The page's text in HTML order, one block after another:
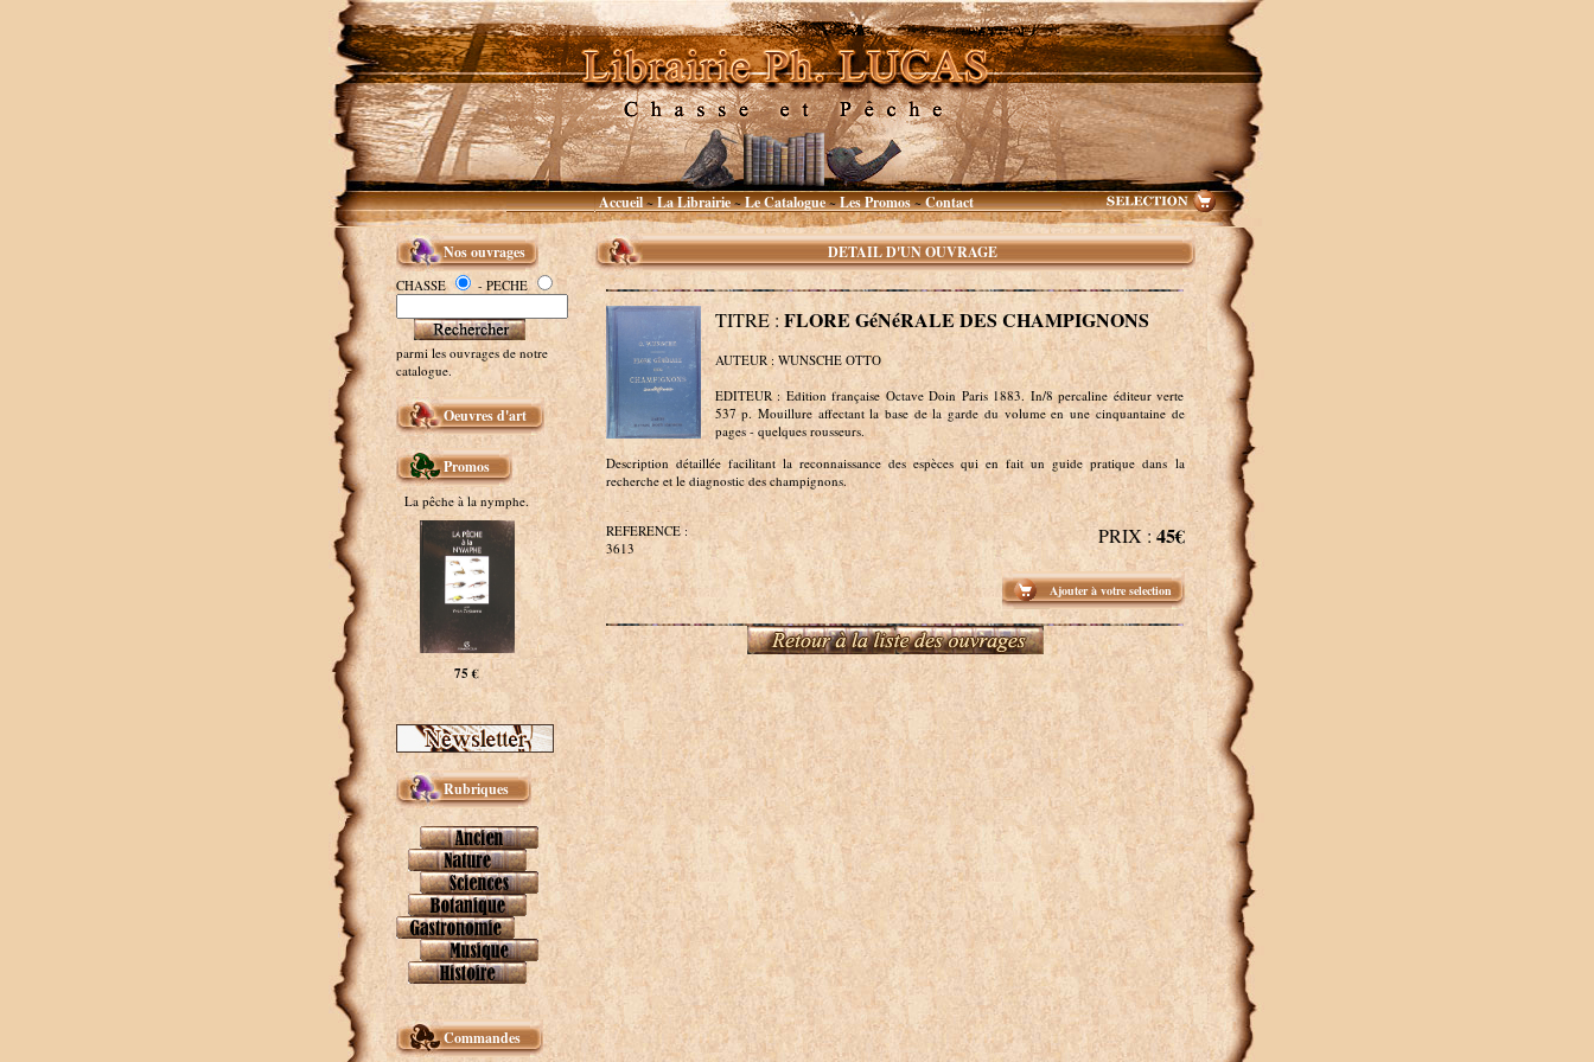
Accueil~La Librairie~Le Catalogue~Les Promos~Contact
Nos ouvrages
CHASSE - PECHE
parmi les ouvrages de notre
catalogue.
Oeuvres d'art
Promos
La pêche à la nymphe.
75 €
Rubriques
Commandes
DETAIL D'UN OUVRAGE
TITRE : FLORE GéNéRALE DES CHAMPIGNONS
AUTEUR : WUNSCHE OTTO
EDITEUR : Edition française Octave Doin Paris 1883. In/8 percaline éditeur verte
537 p. Mouillure affectant la base de la garde du volume en une cinquantaine de
pages - quelques rousseurs.
Description détaillée facilitant la reconnaissance des espèces qui en fait un guide pratique dans la
recherche et le diagnostic des champignons.
REFERENCE :
3613
PRIX : 45€
Ajouter à votre selection